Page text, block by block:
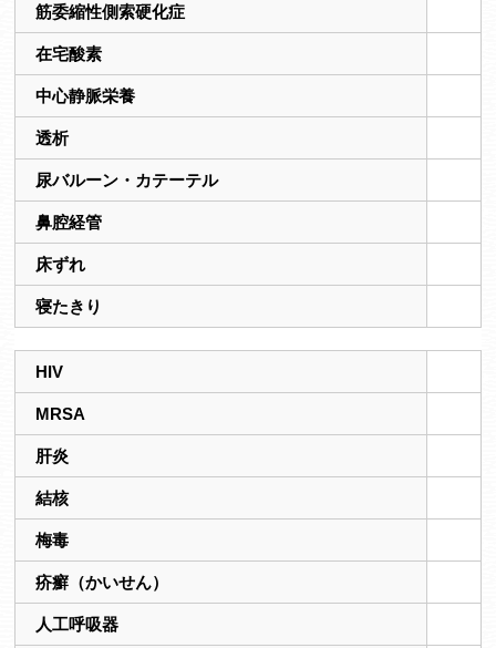
筋委縮性側索硬化症
在宅酸素
中心静脈栄養
透析
尿バルーン・カテーテル
鼻腔経管
床ずれ
寝たきり
HIV
MRSA
肝炎
結核
梅毒
疥癬（かいせん）
人工呼吸器